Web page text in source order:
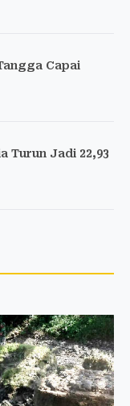
Capai
Turun Jadi 22,93